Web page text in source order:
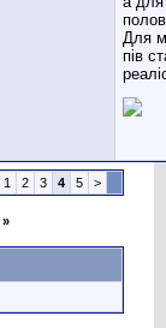
Для
пів
1 2 3 4 5 >
»